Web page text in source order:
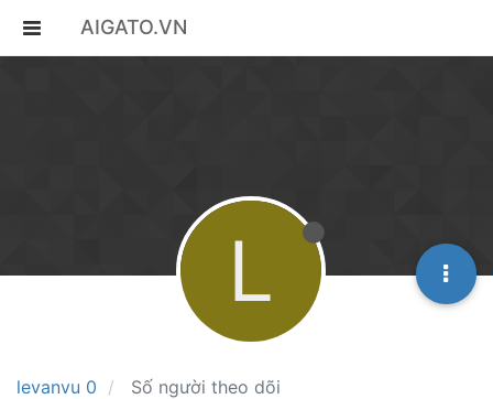
AIGATO.VN
levanvu 0 Số người theo dõi
L